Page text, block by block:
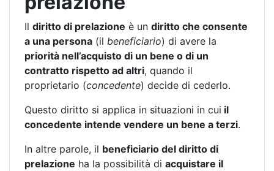
Il diritto di prelazione è un diritto che consente
a una persona (il beneficiario) di avere la
priorità nell’acquisto di un bene o di un
contratto rispetto ad altri, quando il
proprietario (concedente) decide di cederlo.
Questo diritto si applica in situazioni in cui il
concedente intende vendere un bene a terzi.
In altre parole, il beneficiario del diritto di
prelazione ha la possibilità di acquistare il